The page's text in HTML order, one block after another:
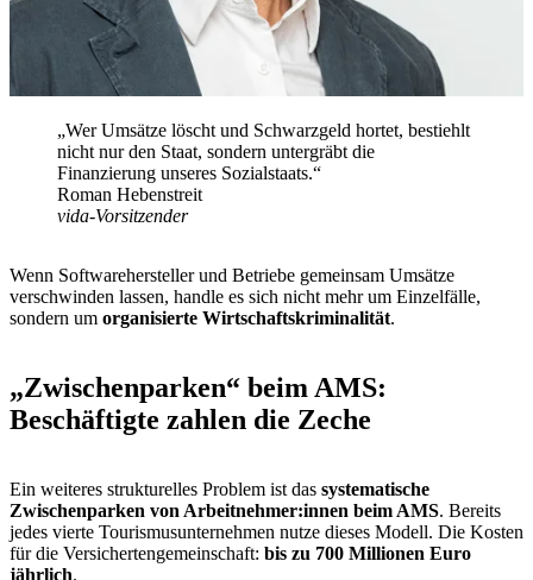
„Wer Umsätze löscht und Schwarzgeld hortet, bestiehlt
nicht nur den Staat, sondern untergräbt die
Finanzierung unseres Sozialstaats.“
Roman Hebenstreit
vida-Vorsitzender
Wenn Softwarehersteller und Betriebe gemeinsam Umsätze
verschwinden lassen, handle es sich nicht mehr um Einzelfälle,
sondern um organisierte Wirtschaftskriminalität.
„Zwischenparken“ beim AMS:
Beschäftigte zahlen die Zeche
Ein weiteres strukturelles Problem ist das systematische
Zwischenparken von Arbeitnehmer:innen beim AMS. Bereits
jedes vierte Tourismusunternehmen nutze dieses Modell. Die Kosten
für die Versichertengemeinschaft: bis zu 700 Millionen Euro
jährlich.